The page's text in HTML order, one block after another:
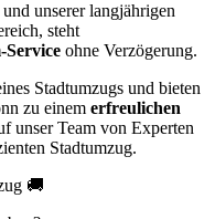
unserer langjährigen
steht
ohne Verzögerung.
Stadtumzugs und bieten
zu einem erfreulichen
unser Team von Experten
Stadtumzug.
🚚